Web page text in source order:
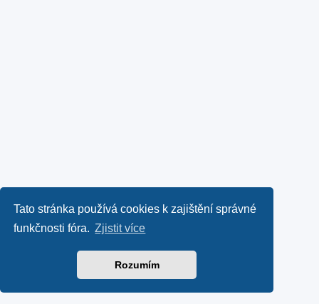
Tato stránka používá cookies k zajištění správné
funkčnosti fóra. Zjistit více
Rozumím